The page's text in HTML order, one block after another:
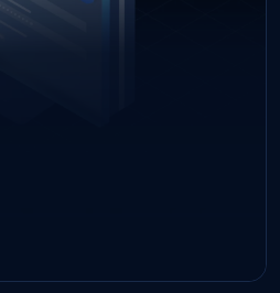
e se as políticas foram
para o cumprimento das